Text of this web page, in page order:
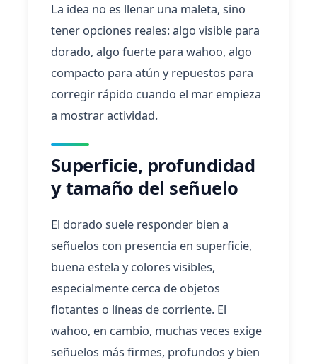
La idea no es llenar una maleta, sino
tener opciones reales: algo visible para
dorado, algo fuerte para wahoo, algo
compacto para atún y repuestos para
corregir rápido cuando el mar empieza
a mostrar actividad.
Superficie, profundidad
y tamaño del señuelo
El dorado suele responder bien a
señuelos con presencia en superficie,
buena estela y colores visibles,
especialmente cerca de objetos
flotantes o líneas de corriente. El
wahoo, en cambio, muchas veces exige
señuelos más firmes, profundos y bien